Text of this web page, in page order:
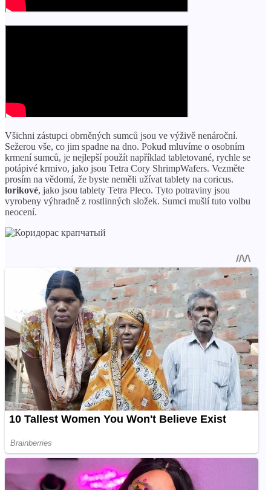
Všichni zástupci obrněných sumců jsou ve výživě nenároční.
Sežerou vše, co jim spadne na dno. Pokud mluvíme o osobním
krmení sumců, je nejlepší použít například tabletované, rychle se
potápivé krmivo, jako jsou Tetra Cory ShrimpWafers. Vezměte
prosím na vědomí, že byste neměli užívat tablety na coricus.
lorikové, jako jsou tablety Tetra Pleco. Tyto potraviny jsou
vyrobeny výhradně z rostlinných složek. Sumci mušlí tuto volbu
neocení.